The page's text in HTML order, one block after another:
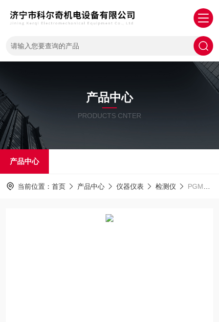
产品中心
PRODUCTS CNTER
产品中心
当前位置： 首页 产品中心 仪器仪表 检测仪 PGM1800 ToxiRAE Pro PID 个人用VOC检测仪